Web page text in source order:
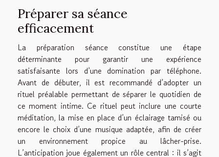
Préparer sa séance
efficacement
La préparation séance constitue une étape
déterminante pour garantir une expérience
satisfaisante lors d’une domination par téléphone.
Avant de débuter, il est recommandé d’adopter un
rituel préalable permettant de séparer le quotidien de
ce moment intime. Ce rituel peut inclure une courte
méditation, la mise en place d’un éclairage tamisé ou
encore le choix d’une musique adaptée, afin de créer
un environnement propice au lâcher-prise.
L’anticipation joue également un rôle central : il s’agit